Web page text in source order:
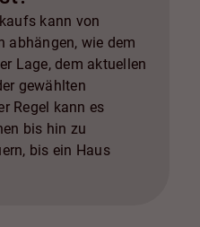
kann von
abhängen, wie dem
Lage, dem aktuellen
gewählten
Regel kann es
bis hin zu
bis ein Haus